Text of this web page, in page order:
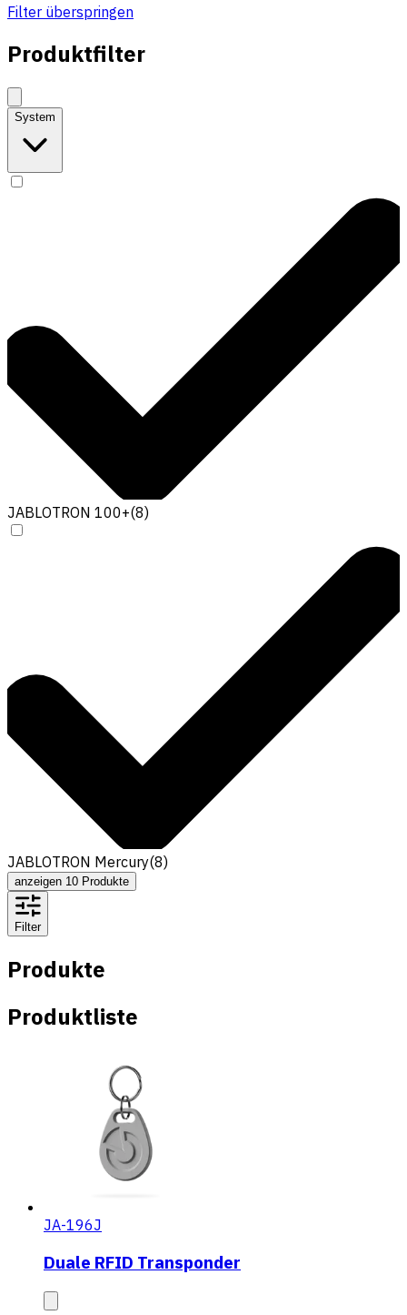
Filter überspringen
Produktfilter
System
JABLOTRON 100+(8)
JABLOTRON Mercury(8)
anzeigen 10 Produkte
Filter
Produkte
Produktliste
JA-196J
Duale RFID Transponder